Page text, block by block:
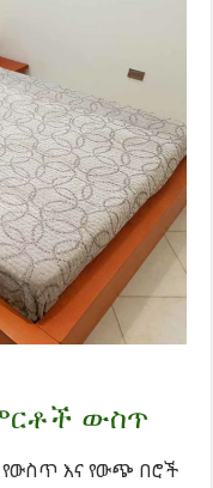
ውስጥ
የውስጥ እና የውጭ በሮች